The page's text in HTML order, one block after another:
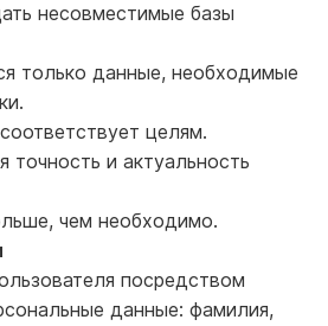
несовместимые базы
только данные, необходимые
целям.
точность и актуальность
чем необходимо.
посредством
данные: фамилия,